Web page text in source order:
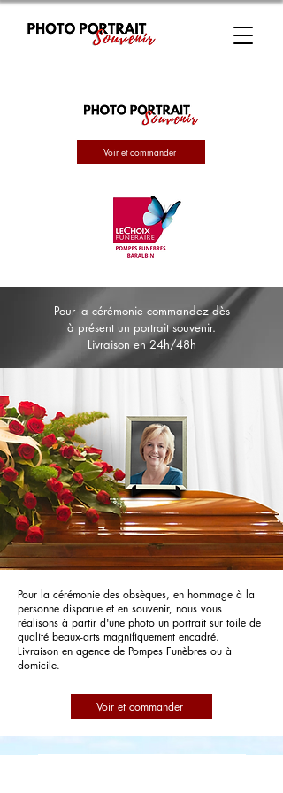
Voir et commander
Pour la cérémonie commandez dès
à présent un portrait souvenir.
Livraison en 24h/48h
Pour la cérémonie des obsèques, en hommage à la
personne disparue et en souvenir, nous vous
réalisons à partir d'une photo un portrait sur toile de
qualité beaux-arts magnifiquement encadré.
Livraison en agence de Pompes Funèbres ou à
domicile.
Voir et commander